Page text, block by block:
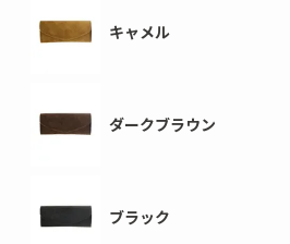
キャメル
ダークブラウン
ブラック